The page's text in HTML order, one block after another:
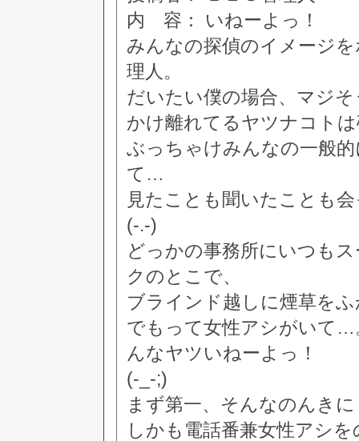
内 容： いねーよっ！
みんなの探偵のイメージ
理人。
だいたい僕の場合、マジ
かけ離れてるヤツナコト
ぶっちゃけみんなの一般
て…
見たことも聞いたことも
(-.-)
どっかの事務所にいつも
クのとこで、
ブラインド越しに煙草を
でもって女性アシがいて…
んなヤツいねーよっ！
(-_-;)
まず第一、そんなのんき
しかも電話番兼女性アシ